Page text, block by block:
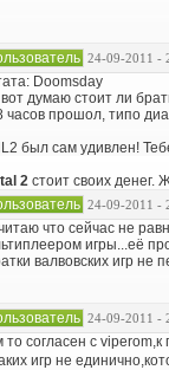
24-09-2011 -
Doomsday
думаю стоит ли
часов прошол, типо
был сам удивлен!
2 стоит своих денег.
24-09-2011 -
что сейчас не
игры...её
валвовских игр не
24-09-2011 -
то согласен с
игр не